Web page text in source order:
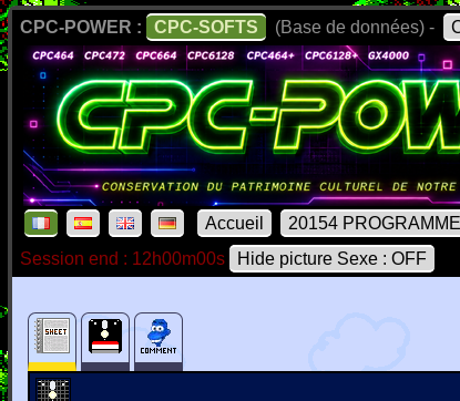
CPC-POWER : CPC-SOFTS (Base de données) -
Accueil 20154
Session end : 12h00m00s
Hide picture Sexe : OFF